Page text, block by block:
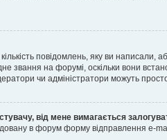
повідомлень, яку ви написали,
звання на форумі, оскільки вони
чи адміністратори можуть
від мене вимагається
в форум форму відправлення e-